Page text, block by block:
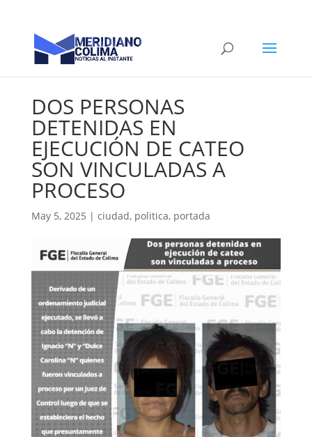
DOS PERSONAS
DETENIDAS EN
EJECUCIÓN DE CATEO
SON VINCULADAS A
PROCESO
May 5, 2025 | ciudad, politica, portada